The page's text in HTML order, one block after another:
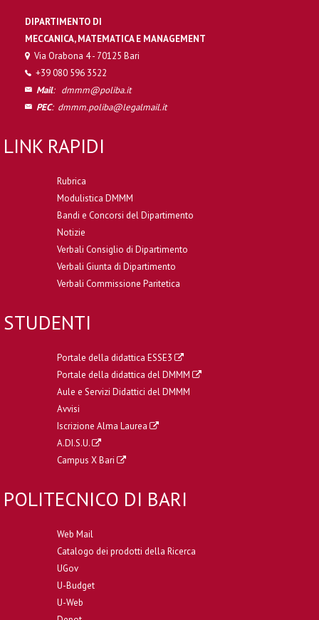
DIPARTIMENTO DI
MECCANICA, MATEMATICA E MANAGEMENT
Via Orabona 4 - 70125 Bari
+39 080 596 3522
Mail: dmmm@poliba.it
PEC: dmmm.poliba@legalmail.it
LINK RAPIDI
Rubrica
Modulistica DMMM
Bandi e Concorsi del Dipartimento
Notizie
Verbali Consiglio di Dipartimento
Verbali Giunta di Dipartimento
Verbali Commissione Paritetica
STUDENTI
Portale della didattica ESSE3
Portale della didattica del DMMM
Aule e Servizi Didattici del DMMM
Avvisi
Iscrizione Alma Laurea
A.DI.S.U.
Campus X Bari
POLITECNICO DI BARI
Web Mail
Catalogo dei prodotti della Ricerca
UGov
U-Budget
U-Web